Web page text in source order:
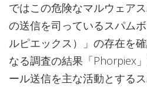
ではこの危険なマルウェア
の送信を司っているスパム
ルピエックス）」の存在を
なる調査の結果「Phorpiex
ール送信を主な活動とする